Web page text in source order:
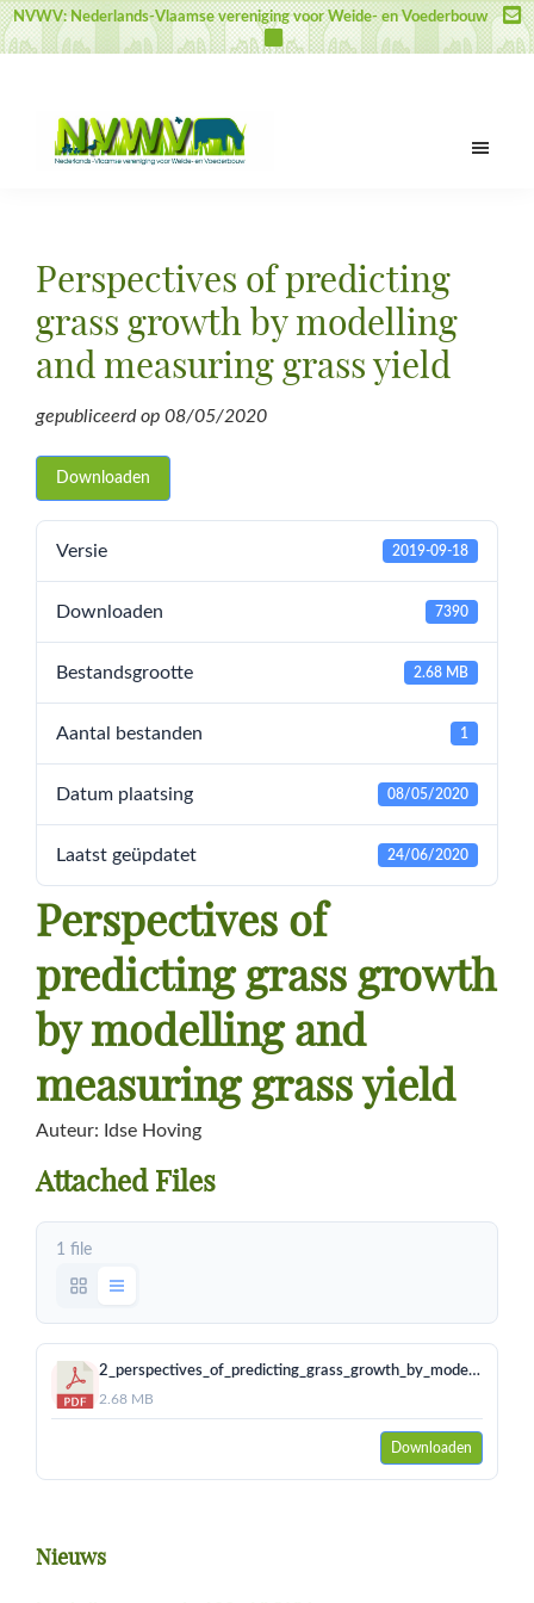
Door
naar
inhoud
Spring
naar
sidebar
Spring
naar
NVWV: Nederlands-Vlaamse vereniging voor Weide- en Voederbouw
voor
en
Voederbouw
Perspectives of predicting
grass growth by modelling
and measuring grass yield
gepubliceerd op 08/05/2020
Downloaden
Versie 2019-09-18
Downloaden 7390
Bestandsgrootte 2.68 MB
Aantal bestanden 1
Datum plaatsing 08/05/2020
Laatst geüpdatet 24/06/2020
Perspectives of
predicting grass growth
by modelling and
measuring grass yield
Auteur: Idse Hoving
Attached Files
1 file
2_perspectives_of_predicting_grass_growth_by_modelling_and_measuring_grass_yield_20190918_0.pdf
2.68 MB
Downloaden
Primaire
Sidebar
Nieuws